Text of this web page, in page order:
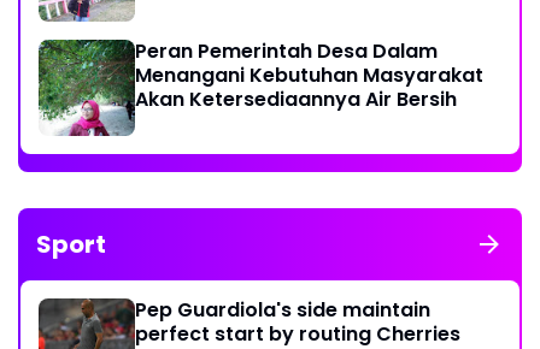
Peran Pemerintah Desa Dalam
Menangani Kebutuhan Masyarakat
Akan Ketersediaannya Air Bersih
Sport
Pep Guardiola's side maintain
perfect start by routing Cherries